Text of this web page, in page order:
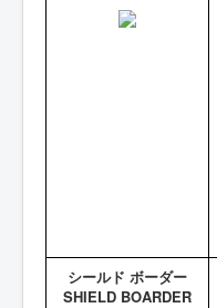
シールド ボーダー
SHIELD BOARDER